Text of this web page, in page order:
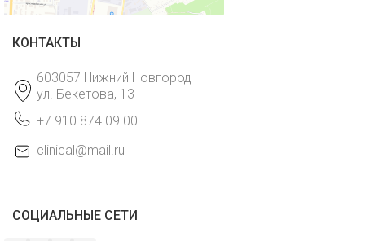
КОНТАКТЫ
603057 Нижний Новгород
ул. Бекетова, 13
+7 910 874 09 00
clinical@mail.ru
СОЦИАЛЬНЫЕ СЕТИ